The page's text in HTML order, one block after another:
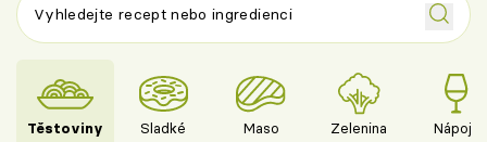
Těstoviny Sladké Maso Zelenina Nápoje